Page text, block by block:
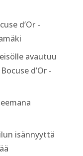
d’Or -
avautuu
d’Or -
isännyyttä